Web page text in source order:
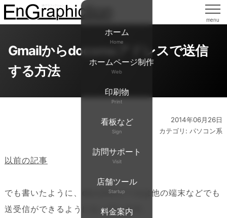
menu
ホーム
Home
ホームページ制作
Web
印刷物
Print
看板など
Sign
訪問サポート
Visit
店舗ツール
Startup
料金案内
Gmailからdocomoアドレスで送信
する方法
2014年06月26日
カテゴリ: パソコン系
以前の記事
でも書いたように、docomoメールは他の端末などでも
送受信ができるようになっています。